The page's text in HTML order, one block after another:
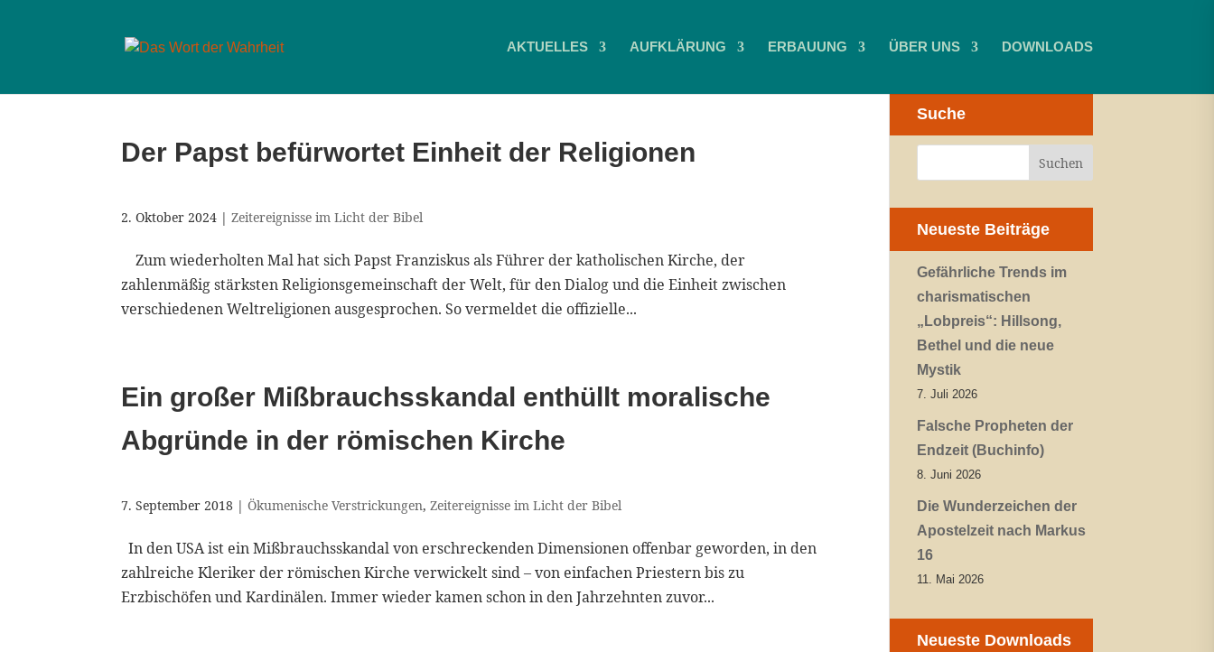
AKTUELLES AUFKLÄRUNG ERBAUUNG ÜBER UNS DOWNLOADS
Der Papst befürwortet Einheit der Religionen
2. Oktober 2024 |Zeitereignisse im Licht der Bibel
Zum wiederholten Mal hat sich Papst Franziskus als Führer der katholischen Kirche, der
zahlenmäßig stärksten Religionsgemeinschaft der Welt, für den Dialog und die Einheit zwischen
verschiedenen Weltreligionen ausgesprochen. So vermeldet die offizielle...
Ein großer Mißbrauchsskandal enthüllt moralische
Abgründe in der römischen Kirche
7. September 2018 |Ökumenische Verstrickungen,Zeitereignisse im Licht der Bibel
In den USA ist ein Mißbrauchsskandal von erschreckenden Dimensionen offenbar geworden, in den
zahlreiche Kleriker der römischen Kirche verwickelt sind – von einfachen Priestern bis zu
Erzbischöfen und Kardinälen. Immer wieder kamen schon in den Jahrzehnten zuvor...
Suche
Neueste Beiträge
Gefährliche Trends im
charismatischen
„Lobpreis“: Hillsong,
Bethel und die neue
Mystik
7. Juli 2026
Falsche Propheten der
Endzeit (Buchinfo)
8. Juni 2026
Die Wunderzeichen der
Apostelzeit nach Markus
16
11. Mai 2026
Neueste Downloads